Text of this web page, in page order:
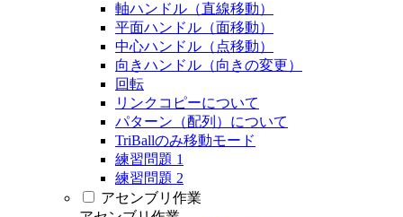
軸ハンドル（直線移動）
平面ハンドル（面移動）
中心ハンドル（点移動）
向きハンドル（向きの変更）
回転
リンクコピーについて
パターン（配列）について
TriBallのみ移動モード
練習問題 1
練習問題 2
アセンブリ作業